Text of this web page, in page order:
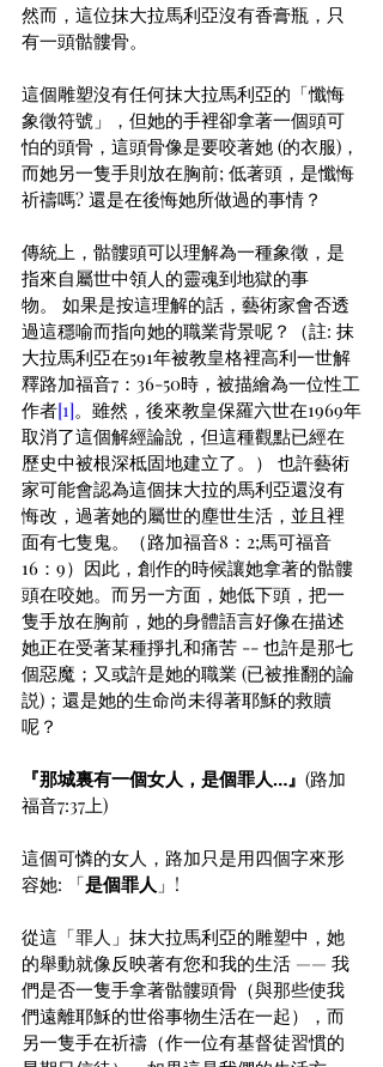
然而，這位抹大拉馬利亞沒有香膏瓶，只
有一頭骷髏骨。
這個雕塑沒有任何抹大拉馬利亞的「懺悔
象徵符號」，但她的手裡卻拿著一個頭可
怕的頭骨，這頭骨像是要咬著她 (的衣服)，
而她另一隻手則放在胸前; 低著頭，是懺悔
祈禱嗎? 還是在後悔她所做過的事情？
傳統上，骷髏頭可以理解為一種象徵，是
指來自屬世中領人的靈魂到地獄的事
物。 如果是按這理解的話，藝術家會否透
過這穩喻而指向她的職業背景呢？（註: 抹
大拉馬利亞在591年被教皇格裡高利一世解
釋路加福音7：36-50時，被描繪為一位性工
作者[1]。雖然，後來教皇保羅六世在1969年
取消了這個解經論說，但這種觀點已經在
歷史中被根深柢固地建立了。） 也許藝術
家可能會認為這個抹大拉的馬利亞還沒有
悔改，過著她的屬世的塵世生活，並且裡
面有七隻鬼。（路加福音8：2;馬可福音
16：9）因此，創作的時候讓她拿著的骷髏
頭在咬她。而另一方面，她低下頭，把一
隻手放在胸前，她的身體語言好像在描述
她正在受著某種掙扎和痛苦 -- 也許是那七
個惡魔；又或許是她的職業 (已被推翻的論
説)；還是她的生命尚未得著耶穌的救贖
呢？
『那城裏有一個女人，是個罪人…』 (路加
福音7:37上)
這個可憐的女人，路加只是用四個字來形
容她: 「是個罪人 」!
從這「罪人」抹大拉馬利亞的雕塑中，她
的舉動就像反映著有您和我的生活 —— 我
們是否一隻手拿著骷髏頭骨（與那些使我
們遠離耶穌的世俗事物生活在一起），而
另一隻手在祈禱（作一位有基督徒習慣的